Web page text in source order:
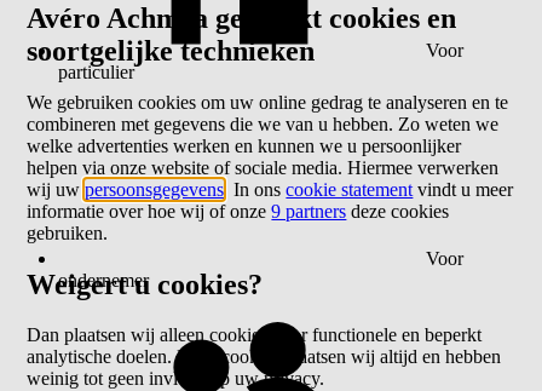
Voor
particulier
Voor
ondernemer
Avéro Achmea gebruikt cookies en
soortgelijke technieken
We gebruiken cookies om uw online gedrag te analyseren en te
combineren met gegevens die we van u hebben. Zo weten we
welke advertenties werken en kunnen we u persoonlijker
helpen via onze website of sociale media. Hiermee verwerken
wij uwpersoonsgegevens . In onscookie statement vindt u meer
informatie over hoe wij of onze9 partners deze cookies
gebruiken.
Weigert u cookies?
Dan plaatsen wij alleen cookies voor functionele en beperkt
analytische doelen. Deze cookies plaatsen wij altijd en hebben
weinig tot geen invloed op uw privacy.